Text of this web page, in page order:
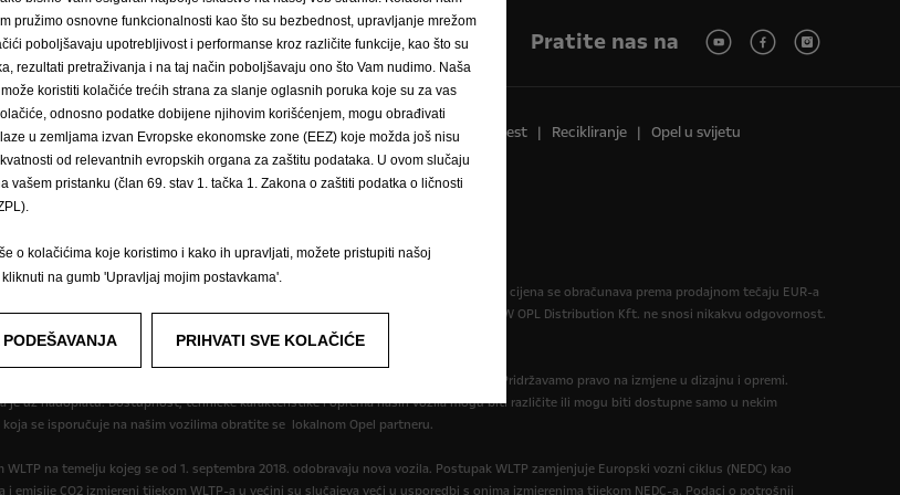
Pratite nas na
Impressum Novi podaci o potrošnji goriva Pravna obavijest Recikliranje
Opel u svijetu
kolačića
prema tečajnoj listi objavljenoj na dan 15.8.2008. Cjenik je informativan. Konačna cijena se obračunava prema prodajnom tečaju EUR-a
informacije o mogućim promjenama u međuvremenu. Podaci su informativni. AW OPL Distribution Kft. ne snosi nikakvu odgovornost.
u standardnu isporuku. Sadržani podaci bili su točni u vrijeme objavljivanja. Pridržavamo pravo na izmjene u dizajnu i opremi.
uz nadoplatu. Dostupnost, tehničke karakteristike i oprema naših vozila mogu biti različite ili mogu biti dostupne samo u nekim
se isporučuje na našim vozilima obratite se lokalnom Opel partneru.
na temelju kojeg se od 1. septembra 2018. odobravaju nova vozila. Postupak WLTP zamjenjuje Europski vozni ciklus (NEDC) kao
CO2 izmjereni tijekom WLTP-a u većini su slučajeva veći u usporedbi s onima izmjerenima tijekom NEDC-a. Podaci o potrošnji
pružimo osnovne funkcionalnosti kao što su bezbednost, upravljanje mrežom
poboljšavaju upotrebljivost i performanse kroz različite funkcije, kao što su
rezultati pretraživanja i na taj način poboljšavaju ono što Vam nudimo. Naša
koristiti kolačiće trećih strana za slanje oglasnih poruka koje su za vas
odnosno podatke dobijene njihovim korišćenjem, mogu obrađivati
u zemljama izvan Evropske ekonomske zone (EEZ) koje možda još nisu
od relevantnih evropskih organa za zaštitu podataka. U ovom slučaju
vašem pristanku (član 69. stav 1. tačka 1. Zakona o zaštiti podatka o ličnosti
o kolačićima koje koristimo i kako ih upravljati, možete pristupiti našoj
na gumb 'Upravljaj mojim postavkama'.
PODEŠAVANJA PRIHVATI SVE KOLAČIĆE